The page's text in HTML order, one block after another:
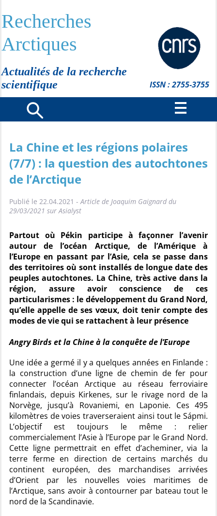
Recherches
Arctiques
Actualités de la recherche
scientifique
ISSN : 2755-3755
La Chine et les régions polaires
(7/7) : la question des autochtones
de l’Arctique
Publié le 22.04.2021 -Article de Joaquim Gaignard du
29/03/2021 sur Asialyst
Partout où Pékin participe à façonner l’avenir
autour de l’océan Arctique, de l’Amérique à
l’Europe en passant par l’Asie, cela se passe dans
des territoires où sont installés de longue date des
peuples autochtones. La Chine, très active dans la
région, assure avoir conscience de ces
particularismes : le développement du Grand Nord,
qu’elle appelle de ses vœux, doit tenir compte des
modes de vie qui se rattachent à leur présence
Angry Birds et la Chine à la conquête de l’Europe
Une idée a germé il y a quelques années en Finlande :
la construction d’une ligne de chemin de fer pour
connecter l’océan Arctique au réseau ferroviaire
finlandais, depuis Kirkenes, sur le rivage nord de la
Norvège, jusqu’à Rovaniemi, en Laponie. Ces 495
kilomètres de voies traverseraient ainsi tout le Sápmi.
L’objectif est toujours le même : relier
commercialement l’Asie à l’Europe par le Grand Nord.
Cette ligne permettrait en effet d’acheminer, via la
terre ferme en direction de certains marchés du
continent européen, des marchandises arrivées
d’Orient par les nouvelles voies maritimes de
l’Arctique, sans avoir à contourner par bateau tout le
nord de la Scandinavie.